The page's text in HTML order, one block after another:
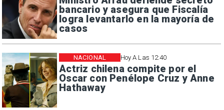
bancario y asegura que Fiscalía
logra levantarlo en la mayoría de
casos
Hoy A Las 12:40
Actriz chilena compite por el
Oscar con Penélope Cruz y Anne
Hathaway
NACIONAL